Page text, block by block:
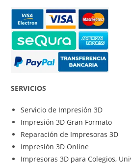
SERVICIOS
Servicio de Impresión 3D
Impresión 3D Gran Formato
Reparación de Impresoras 3D
Impresión 3D Online
Impresoras 3D para Colegios,